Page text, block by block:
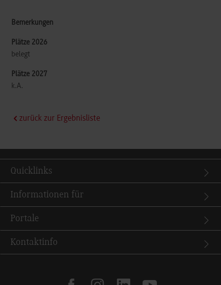
belegt
k.A.
zurück zur Ergebnisliste
Quicklinks
Informationen für
Portale
Kontaktinfo